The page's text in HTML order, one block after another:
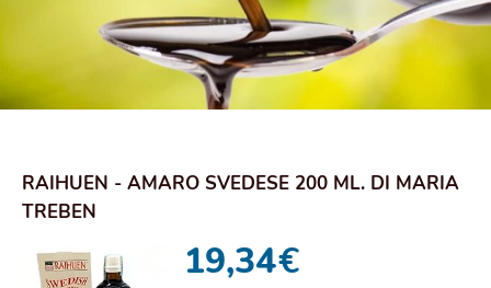
RAIHUEN - AMARO SVEDESE 200 ML. DI MARIA
TREBEN
19,34€